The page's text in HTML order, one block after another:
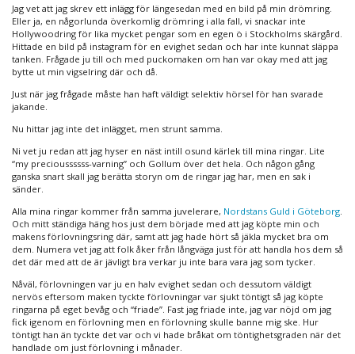
bling-
ring
Jag vet att jag skrev ett inlägg för längesedan med en bild på min drömring.
Eller ja, en någorlunda överkomlig drömring i alla fall, vi snackar inte
Hollywoodring för lika mycket pengar som en egen ö i Stockholms skärgård.
Hittade en bild på instagram för en evighet sedan och har inte kunnat släppa
tanken. Frågade ju till och med puckomaken om han var okay med att jag
bytte ut min vigselring där och då.
Just när jag frågade måste han haft väldigt selektiv hörsel för han svarade
jakande.
Nu hittar jag inte det inlägget, men strunt samma.
Ni vet ju redan att jag hyser en näst intill osund kärlek till mina ringar. Lite
“my precioussssss-varning” och Gollum över det hela. Och någon gång
ganska snart skall jag berätta storyn om de ringar jag har, men en sak i
sänder.
Alla mina ringar kommer från samma juvelerare, Nordstans Guld i Göteborg
Och mitt ständiga häng hos just dem började med att jag köpte min och
makens förlovningsring där, samt att jag hade hört så jäkla mycket bra om
dem. Numera vet jag att folk åker från långväga just för att handla hos dem så
det där med att de är jävligt bra verkar ju inte bara vara jag som tycker.
Nåväl, förlovningen var ju en halv evighet sedan och dessutom väldigt
nervös eftersom maken tyckte förlovningar var sjukt töntigt så jag köpte
ringarna på eget bevåg och “friade”. Fast jag friade inte, jag var nöjd om jag
fick igenom en förlovning men en förlovning skulle banne mig ske. Hur
töntigt han än tyckte det var och vi hade bråkat om töntighetsgraden när det
handlade om just förlovning i månader.